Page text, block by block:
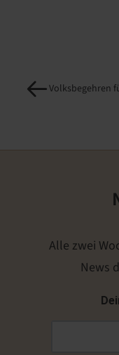
Volksbegehren
Alle zwei
News